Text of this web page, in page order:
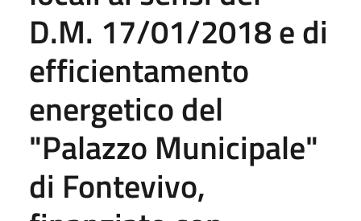
D.M. 17/01/2018 e di
efficientamento
energetico del
"Palazzo Municipale"
di Fontevivo,